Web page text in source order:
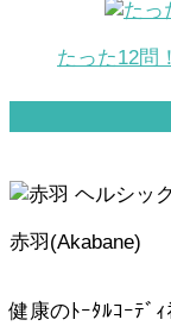
たった12問
赤羽(Akabane)
健康のﾄｰﾀﾙｺｰﾃﾞ